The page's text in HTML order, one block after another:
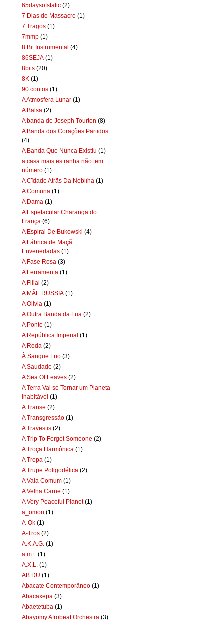
65daysofstatic (2)
7 Dias de Massacre (1)
7 Tragos (1)
7mmp (1)
8 Bit Instrumental (4)
86SEJA (1)
8bits (20)
8K (1)
90 contos (1)
A Atmosfera Lunar (1)
A Balsa (2)
A banda de Joseph Tourton (8)
A Banda dos Corações Partidos
(4)
A Banda Que Nunca Existiu (1)
a casa mais estranha não tem
número (1)
A Cïdade Aträs Da Neblïna (1)
A Comuna (1)
A Dama (1)
A Espetacular Charanga do
França (6)
A Espiral De Bukowski (4)
A Fábrica de Maçã
Envenedadas (1)
A Fase Rosa (3)
A Ferramenta (1)
A Filial (2)
A MÃE RUSSIA (1)
A Olivia (1)
A Outra Banda da Lua (2)
A Ponte (1)
A República Imperial (1)
A Roda (2)
À Sangue Frio (3)
A Saudade (2)
A Sea Of Leaves (2)
A Terra Vai se Tornar um Planeta
Inabitável (1)
A Transe (2)
A Transgressão (1)
A Travestis (2)
A Trip To Forget Someone (2)
A Troça Harmônica (1)
A Tropa (1)
A Trupe Poligodélica (2)
A Vala Comum (1)
A Velha Carne (1)
A Very Peaceful Planet (1)
a_omori (1)
A-Ok (1)
A-Tros (2)
A.K.A.G. (1)
a.m.t. (1)
A.X.L.
(1)
AB.DU (1)
Abacate Contemporâneo (1)
Abacaxepa (3)
Abaetetuba (1)
Abayomy Afrobeat Orchestra (3)